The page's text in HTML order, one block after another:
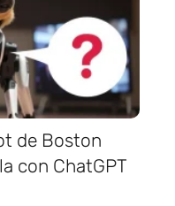
de Boston
con ChatGPT